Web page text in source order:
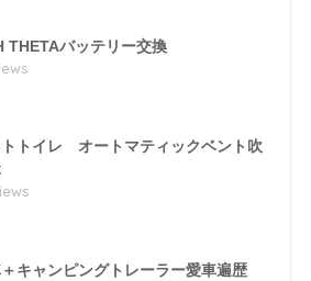
THETAバッテリー交換
トイレ オートマティックベント吹
キャンピングトレーラー愛車遍歴